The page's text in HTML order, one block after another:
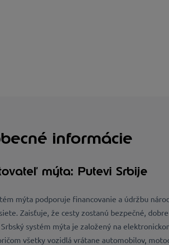
informácie
mýta: Putevi Srbije
mýta podporuje financovanie a údržbu
Zaisťuje, že cesty zostanú bezpečné,
systém mýta je založený na
všetky vozidlá vrátane automobilov,